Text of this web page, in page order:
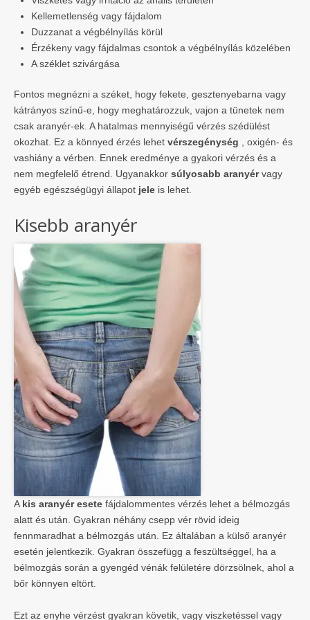
Kellemetlenség vagy fájdalom
Duzzanat a végbélnyílás körül
Érzékeny vagy fájdalmas csontok a végbélnyílás közelében
A széklet szivárgása
Fontos megnézni a széket, hogy fekete, gesztenyebarna vagy
kátrányos színű-e, hogy meghatározzuk, vajon a tünetek nem
csak aranyér-ek. A hatalmas mennyiségű vérzés szédülést
okozhat. Ez a könnyed érzés lehet vérszegénység , oxigén- és
vashiány a vérben. Ennek eredménye a gyakori vérzés és a
nem megfelelő étrend. Ugyanakkor súlyosabb aranyérvagy
egyéb egészségügyi állapot jele is lehet.
Kisebb aranyér
A kis aranyér esete fájdalommentes vérzés lehet a bélmozgás
alatt és után. Gyakran néhány csepp vér rövid ideig
fennmaradhat a bélmozgás után. Ez általában a külső aranyér
esetén jelentkezik. Gyakran összefügg a feszültséggel, ha a
bélmozgás során a gyengéd vénák felületére dörzsölnek, ahol a
bőr könnyen eltört.
Ezt az enyhe vérzést gyakran követik, vagy viszketéssel vagy